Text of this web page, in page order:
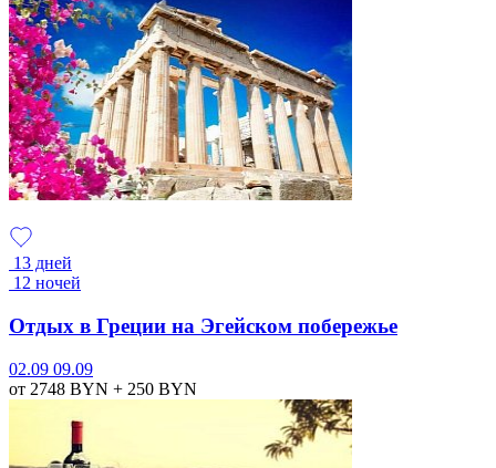
13 дней
12 ночей
Отдых в Греции на Эгейском побережье
02.09 09.09
от 2748 BYN + 250 BYN